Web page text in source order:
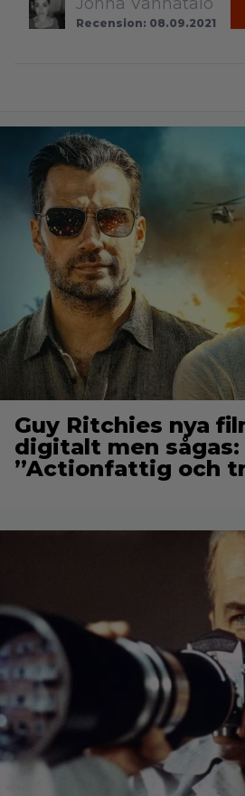
Recension: 08.09.2021
Guy Ritchies nya
digitalt men sågas:
”Actionfattig och